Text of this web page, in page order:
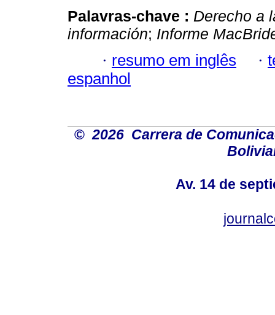
Palavras-chave : Derecho a
información; Informe
· resumo em inglês ·
espanhol
© 2026 Carrera de
Av. 14 de